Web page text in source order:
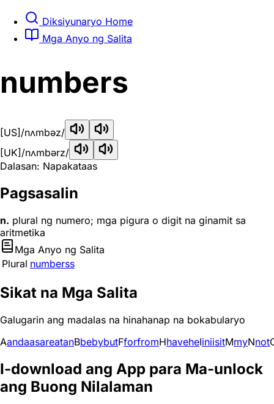
Diksiyunaryo Home
Mga Anyo ng Salita
numbers
[US] /nʌmbəz/
[UK] /nʌmbərz/
Dalasan: Napakataas
Pagsasalin
n. plural ng numero; mga pigura o digit na ginamit sa
aritmetika
Mga Anyo ng Salita
Plural numberss
Sikat na Mga Salita
Galugarin ang madalas na hinahanap na bokabularyo
AandaasareatanBbebybutFforfromHhaveheIiniisitMmyNnot
I-download ang App para Ma-unlock
ang Buong Nilalaman